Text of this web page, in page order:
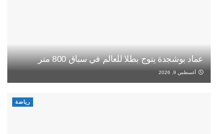
عماد بوشجدة يتوج بطلا للعالم في سباق 800 متر
أغسطس 9, 2026
رياضة